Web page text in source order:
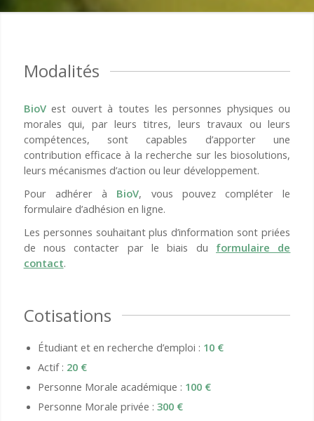
Modalités
BioVest ouvert à toutes les personnes physiques ou
morales qui, par leurs titres, leurs travaux ou leurs
compétences, sont capables d’apporter une
contribution efficace à la recherche sur les biosolutions,
leurs mécanismes d’action ou leur développement.
Pour adhérer à BioV, vous pouvez compléter le
formulaire d’adhésion en ligne.
Les personnes souhaitant plus d’information sont priées
de nous contacter par le biais du formulaire de
contact.
Cotisations
Étudiant et en recherche d’emploi : 10 €
Actif : 20 €
Personne Morale académique : 100 €
Personne Morale privée : 300 €